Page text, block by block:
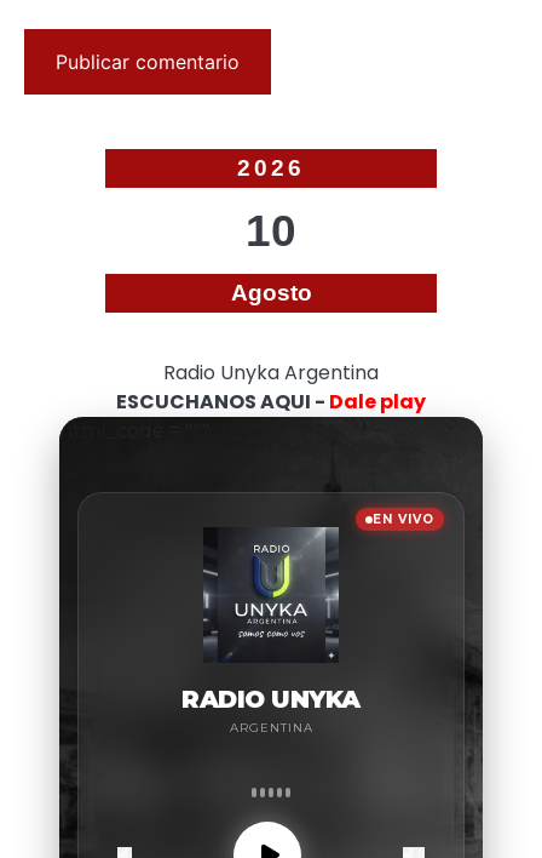
2026
10
Agosto
Radio Unyka Argentina
ESCUCHANOS AQUI - Dale play